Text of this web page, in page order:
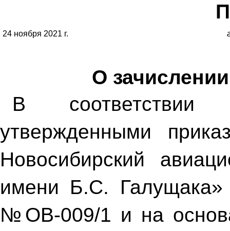
24 ноября 2021 г.
О
В
утвержденными
Новосибирский
имени Б.С.
№ОВ-009/1 и на